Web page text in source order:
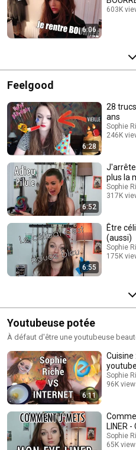
6:06
603K
Feelgood
6:28
28
ans
Sophie
246K
6:52
J'arrête
plus la
Sophie
317K
6:55
Être
(aussi)
Sophie
175K
Youtubeuse potée
À défaut d'être une youtubeuse
6:11
Cuisine
Sophie
96K
LINER -
Sophie
65K